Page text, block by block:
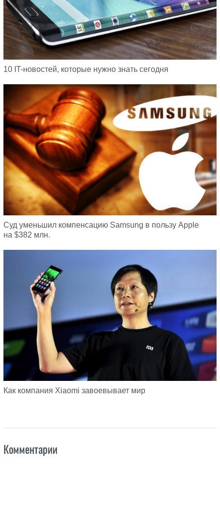
10 IT-новостей, которые нужно знать сегодня
Суд уменьшил компенсацию Samsung в пользу Apple
на $382 млн.
Как компания Xiaomi завоевывает мир
Комментарии